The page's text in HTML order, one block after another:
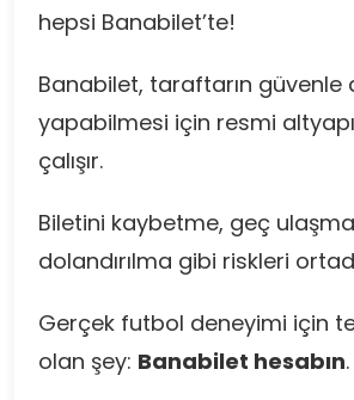
hepsi Banabilet’te!
Banabilet, taraftarın güvenle
yapabilmesi için resmi
çalışır.
Biletini kaybetme, geç
dolandırılma gibi riskleri
Gerçek futbol deneyimi için
olan şey: Banabilet hesabın.